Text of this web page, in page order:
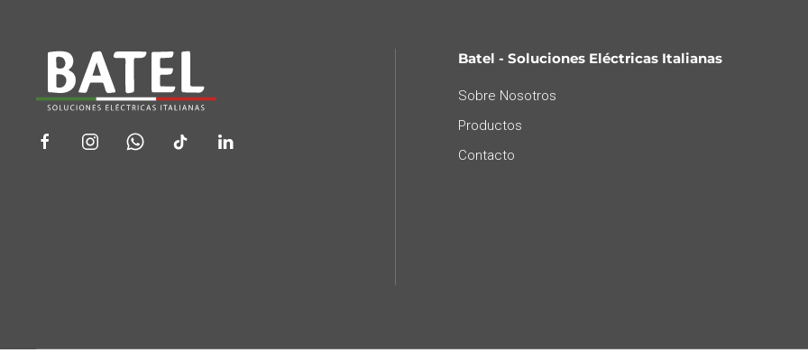
Batel - Soluciones Eléctricas Italianas
Sobre Nosotros
Productos
Contacto